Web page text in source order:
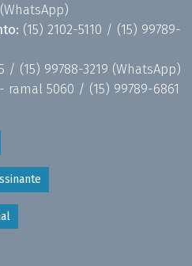
(WhatsApp)
(15) 2102-5110 / (15) 99789-
/ (15) 99788-3219 (WhatsApp)
- ramal 5060 / (15) 99789-6861